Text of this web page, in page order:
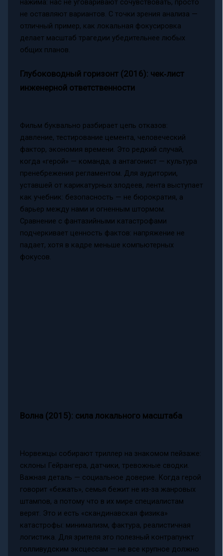
нажима: нас не уговаривают сочувствовать, просто
не оставляют вариантов. С точки зрения анализа —
отличный пример, как локальная фокусировка
делает масштаб трагедии убедительнее любых
общих планов.
Глубоководный горизонт (2016): чек‑лист
инженерной ответственности
Фильм буквально разбирает цепь отказов:
давление, тестирование цемента, человеческий
фактор, экономия времени. Это редкий случай,
когда «герой» — команда, а антагонист — культура
пренебрежения регламентом. Для аудитории,
уставшей от карикатурных злодеев, лента выступает
как учебник: безопасность — не бюрократия, а
барьер между нами и огненным штормом.
Сравнение с фантазийными катастрофами
подчеркивает ценность фактов: напряжение не
падает, хотя в кадре меньше компьютерных
фокусов.
Волна (2015): сила локального масштаба
Норвежцы собирают триллер на знакомом пейзаже:
склоны Гейрангера, датчики, тревожные сводки.
Важная деталь — социальное доверие. Когда герой
говорит «бежать», семья бежит не из‑за жанровых
штампов, а потому что в их мире специалистам
верят. Это и есть «скандинавская физика»
катастрофы: минимализм, фактура, реалистичная
логистика. Для зрителя это полезный контрапункт
голливудским эксцессам — не все крупное должно